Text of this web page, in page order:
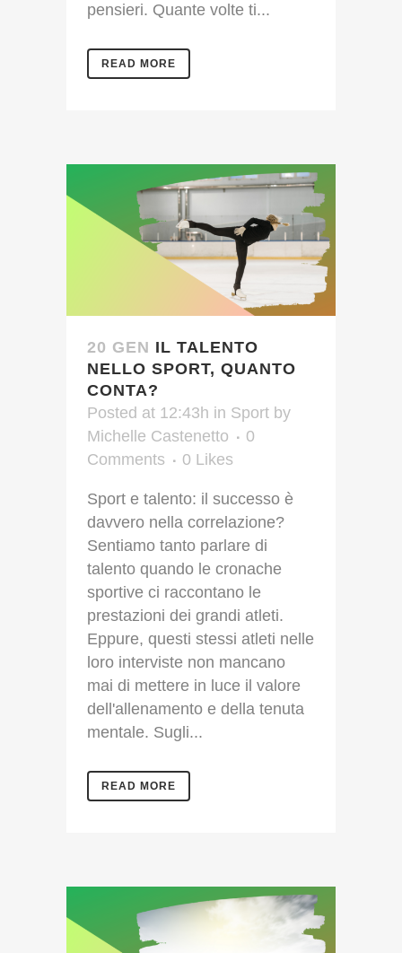
pensieri. Quante volte ti...
READ MORE
20 GEN IL TALENTO
NELLO SPORT, QUANTO
CONTA?
Posted at 12:43h in Sport by
Michelle Castenetto
0
Comments
0 Likes
Sport e talento: il successo è
davvero nella correlazione?
Sentiamo tanto parlare di
talento quando le cronache
sportive ci raccontano le
prestazioni dei grandi atleti.
Eppure, questi stessi atleti nelle
loro interviste non mancano
mai di mettere in luce il valore
dell'allenamento e della tenuta
mentale. Sugli...
READ MORE